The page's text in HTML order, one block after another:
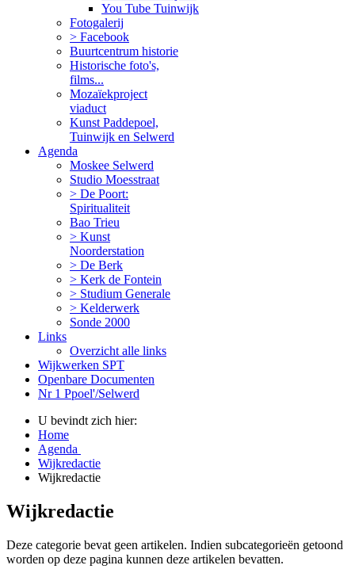
You Tube Tuinwijk
Fotogalerij
> Facebook
Buurtcentrum historie
Historische foto's,
films...
Mozaïekproject
viaduct
Kunst Paddepoel,
Tuinwijk en Selwerd
Agenda
Moskee Selwerd
Studio Moesstraat
> De Poort:
Spiritualiteit
Bao Trieu
> Kunst
Noorderstation
> De Berk
> Kerk de Fontein
> Studium Generale
> Kelderwerk
Sonde 2000
Links
Overzicht alle links
Wijkwerken SPT
Openbare Documenten
Nr 1 Ppoel'/Selwerd
U bevindt zich hier:
Home
Agenda
Wijkredactie
Wijkredactie
Wijkredactie
Deze categorie bevat geen artikelen. Indien subcategorieën getoond
worden op deze pagina kunnen deze artikelen bevatten.